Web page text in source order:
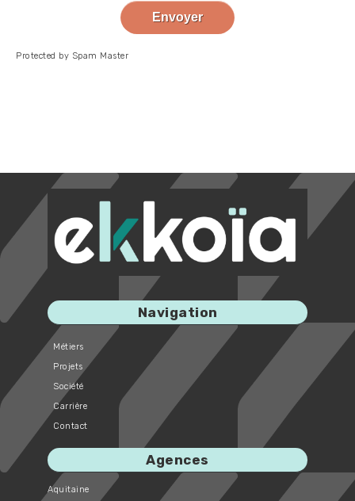
Protected by Spam Master
Navigation
Métiers
Projets
Société
Carrière
Contact
Agences
Aquitaine